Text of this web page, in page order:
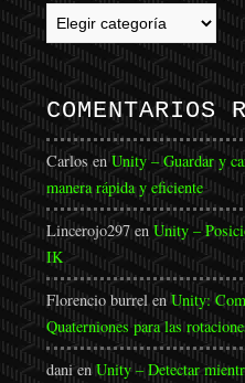
Categorías
COMENTARIOS
CarlosenUnity – Guardar y
manera rápida y eficiente
Lincerojo297en Unity –
IK
Florencio burrelenUnity:
Quaterniones para las
danienUnity – Detectar